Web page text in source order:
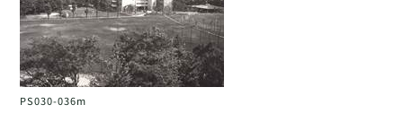
PS030-036m